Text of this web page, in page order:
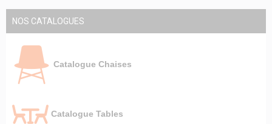
NOS CATALOGUES
Catalogue Chaises
Catalogue Tables